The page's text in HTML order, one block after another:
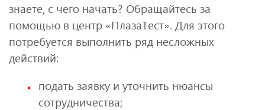
знаете, с чего начать? Обращайтесь за
помощью в центр «ПлазаТест». Для этого
потребуется выполнить ряд несложных
действий:
подать заявку и уточнить нюансы
сотрудничества;